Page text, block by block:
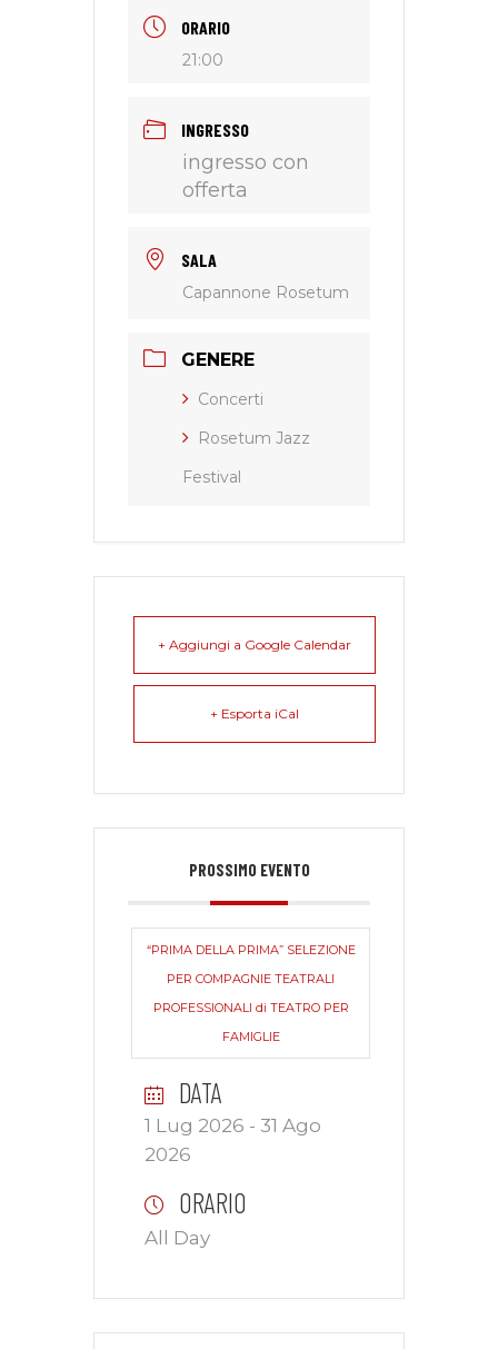
ORARIO
21:00
INGRESSO
ingresso con
offerta
SALA
Capannone Rosetum
GENERE
Concerti
Rosetum Jazz
Festival
+ Aggiungi a Google Calendar
+ Esporta iCal
PROSSIMO EVENTO
“PRIMA DELLA PRIMA” SELEZIONE
PER COMPAGNIE TEATRALI
PROFESSIONALI di TEATRO PER
FAMIGLIE
DATA
1 Lug 2026 - 31 Ago
2026
ORARIO
All Day